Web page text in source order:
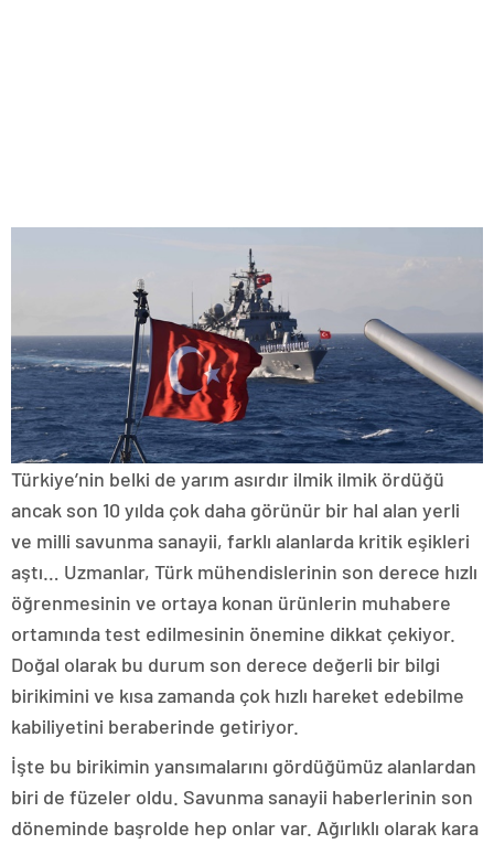
Türkiye’nin belki de yarım asırdır ilmik ilmik ördüğü
ancak son 10 yılda çok daha görünür bir hal alan yerli
ve milli savunma sanayii, farklı alanlarda kritik eşikleri
aştı… Uzmanlar, Türk mühendislerinin son derece hızlı
öğrenmesinin ve ortaya konan ürünlerin muhabere
ortamında test edilmesinin önemine dikkat çekiyor.
Doğal olarak bu durum son derece değerli bir bilgi
birikimini ve kısa zamanda çok hızlı hareket edebilme
kabiliyetini beraberinde getiriyor.
İşte bu birikimin yansımalarını gördüğümüz alanlardan
biri de füzeler oldu. Savunma sanayii haberlerinin son
döneminde başrolde hep onlar var. Ağırlıklı olarak kara